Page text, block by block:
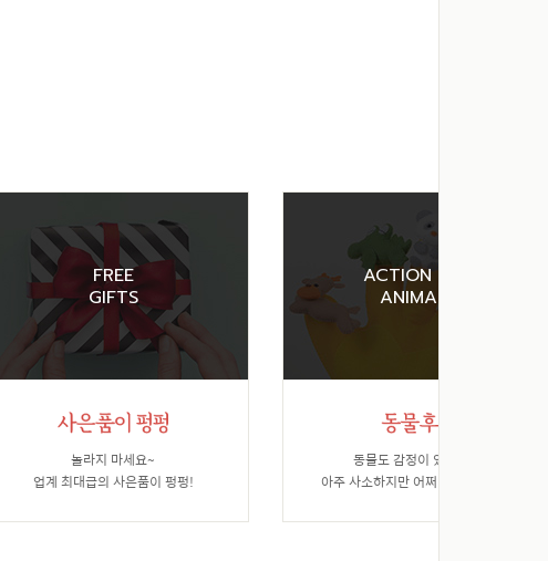
FREE
GIFTS
놀라지 마세요~
업계 최대급의 사은품이 펑펑!
ACTION FOR
ANIMALS
동물도 감정이 있습니다.
아주 사소하지만 어쩌면 가장 소중한